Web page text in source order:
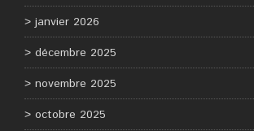
janvier 2026
décembre 2025
novembre 2025
octobre 2025